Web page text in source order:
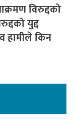
विरुद्दको
युद्द
हामीले किन